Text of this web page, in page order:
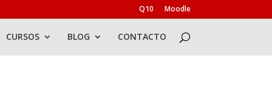
Q10 Moodle
CURSOS BLOG CONTACTO